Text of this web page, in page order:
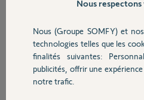
Sécurité
Domotique
acheter un kit complet de barre
Merci pour votre reponse
Merci,
Thierry M.
Nous
Nous (Groupe SOMFY) et
technologies telles que les
finalités suivantes:
publicités, offrir une
notre trafic.